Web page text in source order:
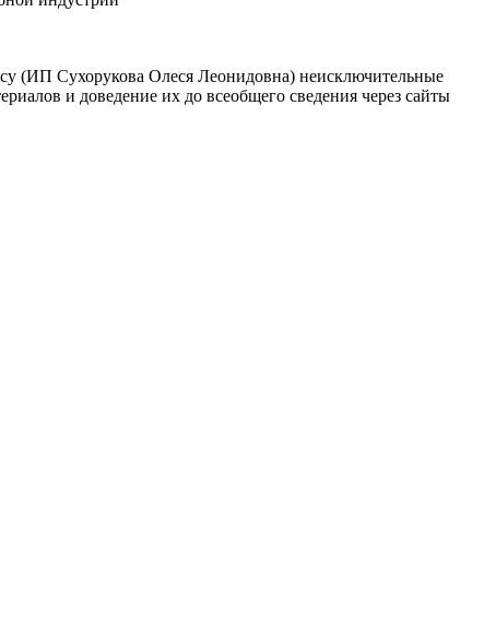
(ИП Сухорукова Олеся Леонидовна) неисключительные
и доведение их до всеобщего сведения через сайты